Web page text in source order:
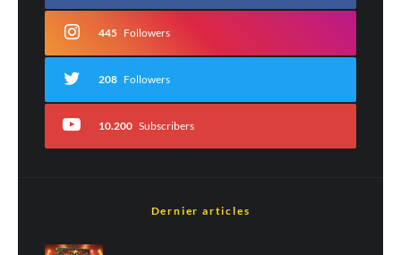
Commentaire*
445 Followers
208 Followers
10.200 Subscribers
Dernier articles